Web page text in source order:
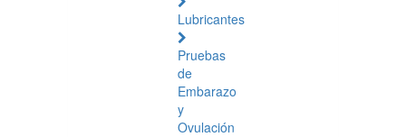
Lubricantes
Pruebas
de
Embarazo
y
Ovulación